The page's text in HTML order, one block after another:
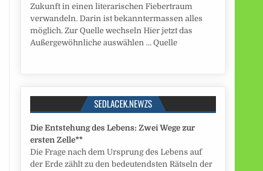
Zukunft in einen literarischen Fiebertraum
verwandeln. Darin ist bekanntermassen alles
möglich. Zur Quelle wechseln Hier jetzt das
Außergewöhnliche auswählen … Quelle
SEDLACEK.NEWZS
Die Entstehung des Lebens: Zwei Wege zur
ersten Zelle**
Die Frage nach dem Ursprung des Lebens auf
der Erde zählt zu den bedeutendsten Rätseln der